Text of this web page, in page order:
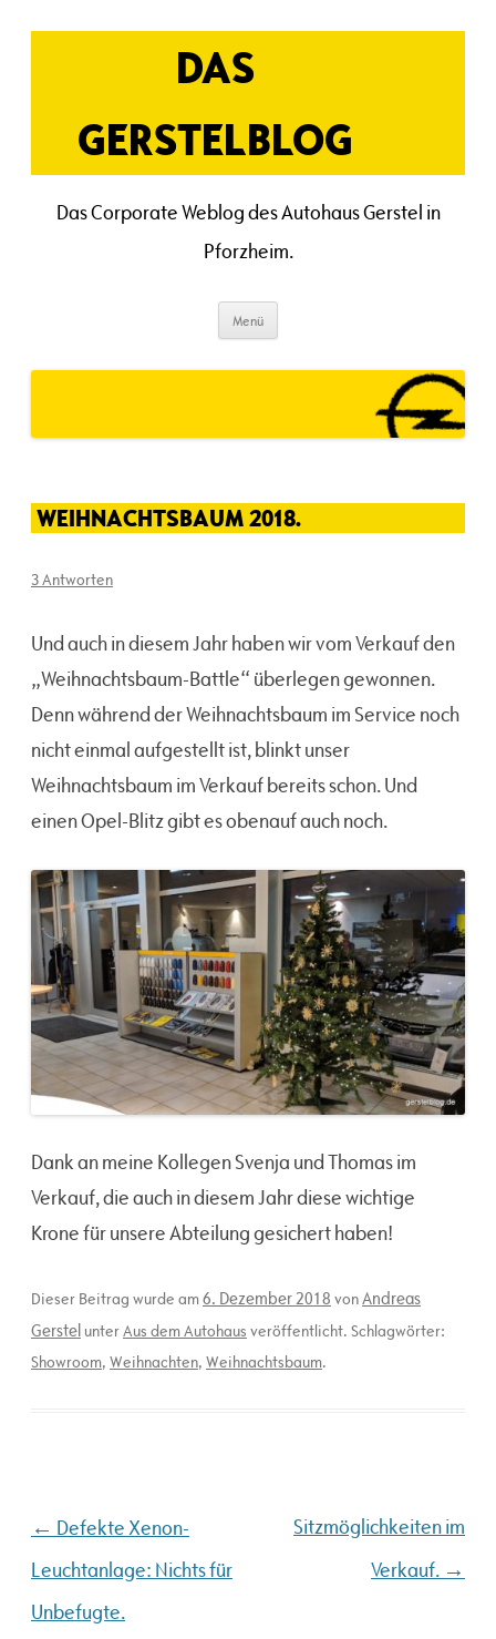
Inhalt
DAS
GERSTELBLOG
Das Corporate Weblog des Autohaus Gerstel in
Pforzheim.
Menü
WEIHNACHTSBAUM 2018.
3 Antworten
Und auch in diesem Jahr haben wir vom Verkauf den
„Weihnachtsbaum-Battle“ überlegen gewonnen.
Denn während der Weihnachtsbaum im Service noch
nicht einmal aufgestellt ist, blinkt unser
Weihnachtsbaum im Verkauf bereits schon. Und
einen Opel-Blitz gibt es obenauf auch noch.
Dank an meine Kollegen Svenja und Thomas im
Verkauf, die auch in diesem Jahr diese wichtige
Krone für unsere Abteilung gesichert haben!
Dieser Beitrag wurde am6. Dezember 2018 vonAndreas
Gerstel unterAus dem Autohaus veröffentlicht. Schlagwörter:
Showroom, Weihnachten, Weihnachtsbaum.
Beitragsnavigation
← Defekte Xenon-
Leuchtanlage: Nichts für
Unbefugte.
Sitzmöglichkeiten im
Verkauf. →